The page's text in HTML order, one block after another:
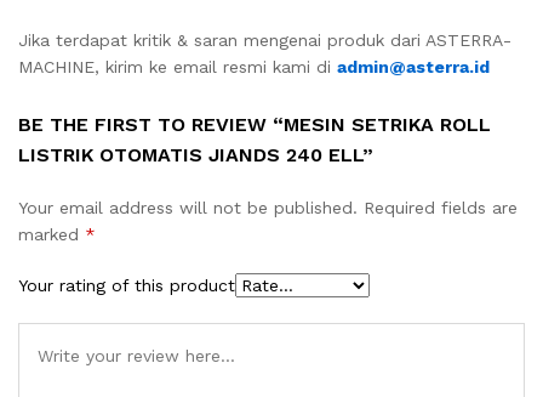
Jika terdapat kritik & saran mengenai produk dari ASTERRA-
MACHINE, kirim ke email resmi kami di admin@asterra.id
BE THE FIRST TO REVIEW “MESIN SETRIKA ROLL
LISTRIK OTOMATIS JIANDS 240 ELL”
Your email address will not be published. Required fields are
marked *
Your rating of this product